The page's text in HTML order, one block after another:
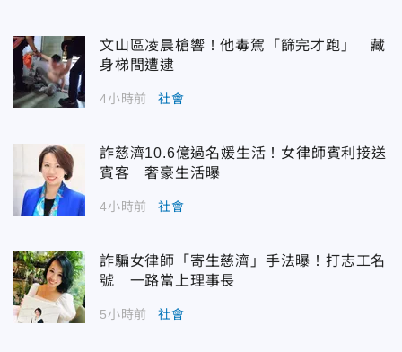
文山區凌晨槍響！他毒駕「篩完才跑」 藏
身梯間遭逮
4小時前 社會
詐慈濟10.6億過名媛生活！女律師賓利接送
賓客 奢豪生活曝
4小時前 社會
詐騙女律師「寄生慈濟」手法曝！打志工名
號 一路當上理事長
5小時前 社會